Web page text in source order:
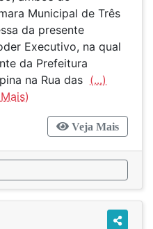
Municipal de Três
da presente
Executivo, na qual
da Prefeitura
na Rua das (...)
Veja Mais